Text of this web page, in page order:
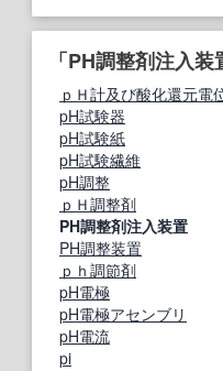
「PH調整剤注入
ｐＨ計及び酸化還元電
pH試験器
pH試験紙
pH試験繊維
pH調整
ｐＨ調整剤
PH調整剤注入装置
PH調整装置
ｐｈ調節剤
pH電極
pH電極アセンブリ
pH電流
pi